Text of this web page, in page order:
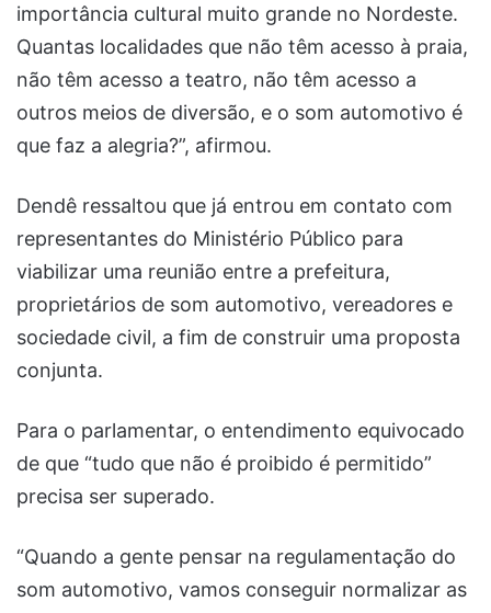
importância cultural muito grande no Nordeste.
Quantas localidades que não têm acesso à praia,
não têm acesso a teatro, não têm acesso a
outros meios de diversão, e o som automotivo é
que faz a alegria?”, afirmou.
Dendê ressaltou que já entrou em contato com
representantes do Ministério Público para
viabilizar uma reunião entre a prefeitura,
proprietários de som automotivo, vereadores e
sociedade civil, a fim de construir uma proposta
conjunta.
Para o parlamentar, o entendimento equivocado
de que “tudo que não é proibido é permitido”
precisa ser superado.
“Quando a gente pensar na regulamentação do
som automotivo, vamos conseguir normalizar as